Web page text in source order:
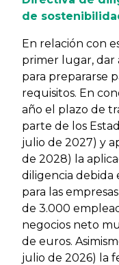
de
En relación con
primer lugar, dar
para prepararse
requisitos. En
año el plazo de
parte de los
julio de 2027) y
de 2028) la
diligencia debida
para las
de 3.000
negocios neto
de euros.
julio de 2026) la